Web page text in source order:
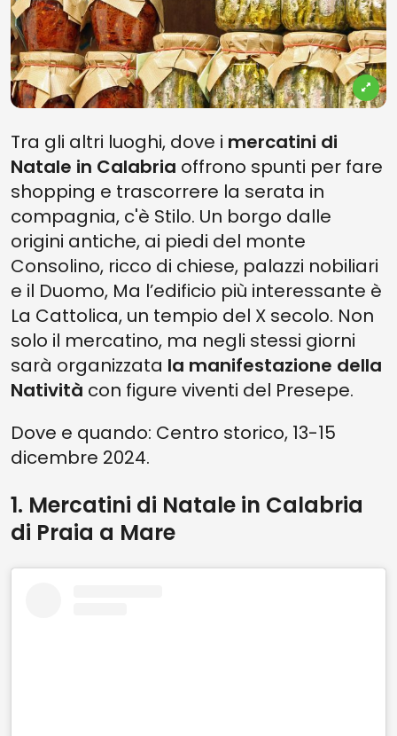
Tra gli altri luoghi, dove i mercatini di
Natale in Calabria offrono spunti per fare
shopping e trascorrere la serata in
compagnia, c'è Stilo. Un borgo dalle
origini antiche, ai piedi del monte
Consolino, ricco di chiese, palazzi nobiliari
e il Duomo, Ma l’edificio più interessante è
La Cattolica, un tempio del X secolo. Non
solo il mercatino, ma negli stessi giorni
sarà organizzata la manifestazione della
Natività con figure viventi del Presepe.
Dove e quando: Centro storico, 13-15
dicembre 2024.
1. Mercatini di Natale in Calabria
di Praia a Mare